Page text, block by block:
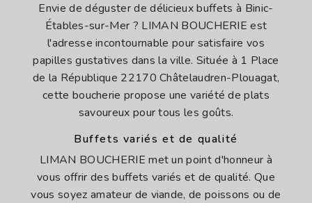
Envie de déguster de délicieux buffets à Binic-
Étables-sur-Mer ? LIMAN BOUCHERIE est
l'adresse incontournable pour satisfaire vos
papilles gustatives dans la ville. Située à 1 Place
de la République 22170 Châtelaudren-Plouagat,
cette boucherie propose une variété de plats
savoureux pour tous les goûts.
Buffets variés et de qualité
LIMAN BOUCHERIE met un point d'honneur à
vous offrir des buffets variés et de qualité. Que
vous soyez amateur de viande, de poissons ou de